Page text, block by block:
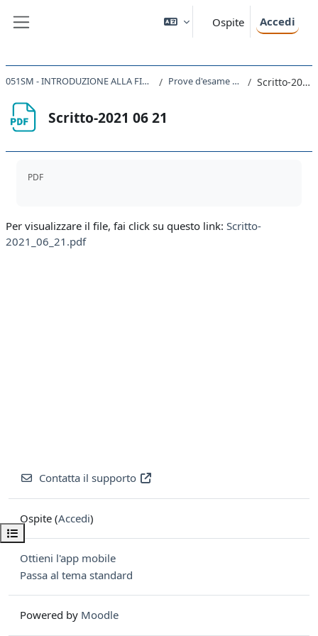
Ospite Accedi
Apri indice del corso
051SM - INTRODUZIONE ALLA FISICA TEORICA 2022 Prove d'esame a.a. 2020/21 Scritto-2021 06 21
Scritto-2021 06 21
PDF
Per visualizzare il file, fai click su questo link: Scritto-
2021_06_21.pdf
Contatta il supporto
Ospite (Accedi)
Ottieni l'app mobile
Passa al tema standard
Powered by Moodle